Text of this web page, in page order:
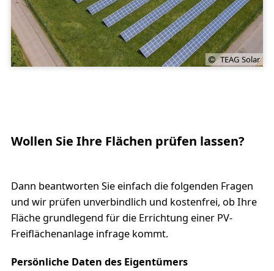
TEAG Solar
Wollen Sie Ihre Flächen prüfen lassen?
Dann beantworten Sie einfach die folgenden Fragen
und wir prüfen unverbindlich und kostenfrei, ob Ihre
Fläche grundlegend für die Errichtung einer PV-
Freiflächenanlage infrage kommt.
Persönliche Daten des Eigentümers